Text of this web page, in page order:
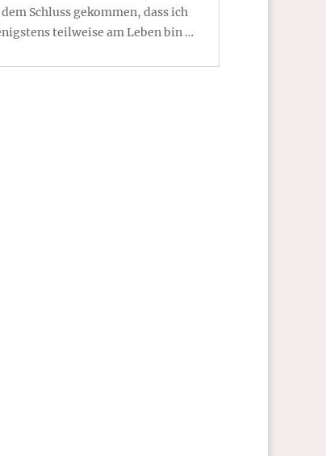
Schluss gekommen, dass ich
teilweise am Leben bin …